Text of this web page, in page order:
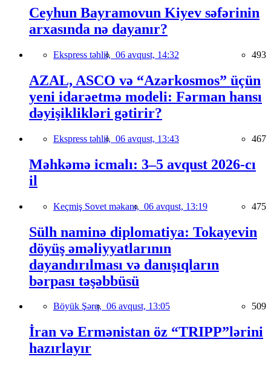
Ceyhun Bayramovun Kiyev səfərinin
arxasında nə dayanır?
Ekspress təhlil, 06 avqust, 14:32 493
AZAL, ASCO və “Azərkosmos” üçün
yeni idarəetmə modeli: Fərman hansı
dəyişiklikləri gətirir?
Ekspress təhlil, 06 avqust, 13:43 467
Məhkəmə icmalı: 3–5 avqust 2026-cı
il
Keçmiş Sovet məkanı, 06 avqust, 13:19 475
Sülh naminə diplomatiya: Tokayevin
döyüş əməliyyatlarının
dayandırılması və danışıqların
bərpası təşəbbüsü
Böyük Şərq, 06 avqust, 13:05 509
İran və Ermənistan öz “TRIPP”lərini
hazırlayır